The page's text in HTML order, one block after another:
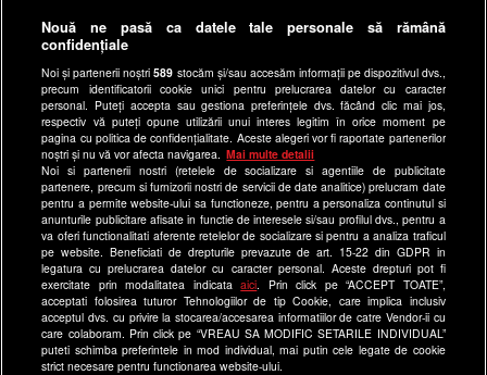
Anunturi gratuite pe Lajumate.ro
Program Happy Channel
Echipa editorială
Site-uri Antena Group
a1.ro
antenastars.ro
as.ro
catine.ro
chefi.ro
deparinti.ro
medicool.ro
Nouă ne pasă ca datele tale personale să rămână
confidențiale
Noi și partenerii noștri589 stocăm și/sau accesăm informații pe dispozitivul dvs.,
precum identificatorii cookie unici pentru prelucrarea datelor cu caracter
personal. Puteți accepta sau gestiona preferințele dvs. făcând clic mai jos,
respectiv vă puteți opune utilizării unui interes legitim în orice moment pe
pagina cu politica de confidențialitate. Aceste alegeri vor fi raportate partenerilor
noștri și nu vă vor afecta navigarea.
Mai multe detalii
Noi si partenerii nostri (retelele de socializare si agentiile de publicitate
partenere, precum si furnizorii nostri de servicii de date analitice) prelucram date
pentru a permite website-ului sa functioneze, pentru a personaliza continutul si
anunturile publicitare afisate in functie de interesele si/sau profilul dvs., pentru a
va oferi functionalitati aferente retelelor de socializare si pentru a analiza traficul
pe website. Beneficiati de drepturile prevazute de art. 15-22 din GDPR in
legatura cu prelucrarea datelor cu caracter personal. Aceste drepturi pot fi
exercitate prin modalitatea indicataaici . Prin click pe “ACCEPT TOATE”,
acceptati folosirea tuturor Tehnologiilor de tip Cookie, care implica inclusiv
acceptul dvs. cu privire la stocarea/accesarea informatiilor de catre Vendor-ii cu
care colaboram. Prin click pe “VREAU SA MODIFIC SETARILE INDIVIDUAL”
puteti schimba preferintele in mod individual, mai putin cele legate de cookie
strict necesare pentru functionarea website-ului.